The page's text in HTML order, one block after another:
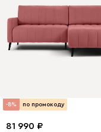
-8% по промокоду
81 990